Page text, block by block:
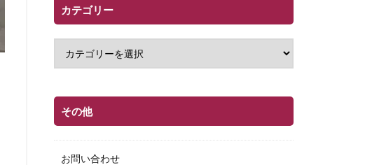
カテゴリー
その他
お問い合わせ